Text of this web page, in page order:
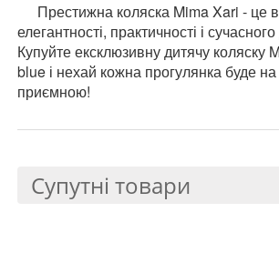
Престижна коляска Mima Xari - це
елегантності, практичності і
Купуйте ексклюзивну дитячу коляску
blue і нехай кожна прогулянка буде
приємною!
Супутні товари